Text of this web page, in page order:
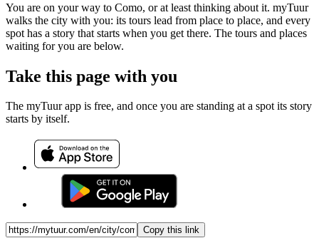
You are on your way to Como, or at least thinking about it. myTuur
walks the city with you: its tours lead from place to place, and every
spot has a story that starts when you get there. The tours and places
waiting for you are below.
Take this page with you
The myTuur app is free, and once you are standing at a spot its story
starts by itself.
Copy this link